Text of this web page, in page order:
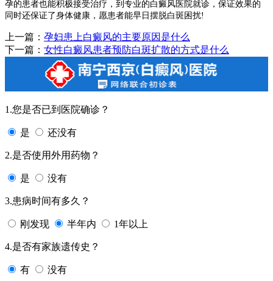
孕的患者也能积极接受治疗，到专业的白癜风医院就诊，保证效果的
同时还保证了身体健康，愿患者能早日摆脱白斑困扰!
上一篇： 孕妇患上白癜风的主要原因是什么
下一篇： 女性白癜风患者预防白斑扩散的方式是什么
1.您是否已到医院确诊？
是 还没有
2.是否使用外用药物？
是 没有
3.患病时间有多久？
刚发现 半年内 1年以上
4.是否有家族遗传史？
有 没有